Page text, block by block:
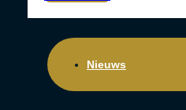
Nieuws